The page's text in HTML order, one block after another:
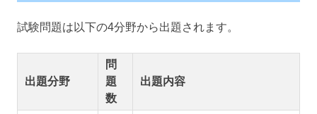
試験問題は以下の4分野から出題されます。
出題分野
問
題
数
出題内容